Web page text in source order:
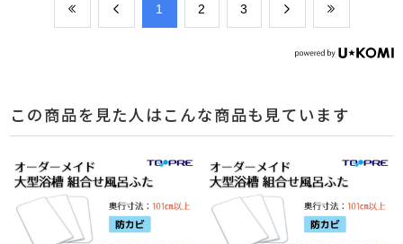
​1 ​2 ​3
この商品を見た人はこんな商品も見ています